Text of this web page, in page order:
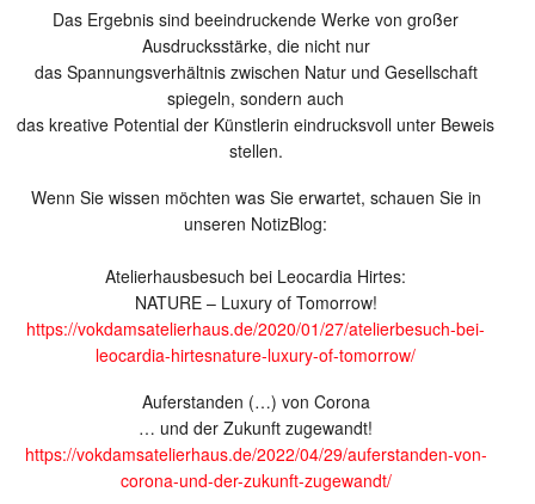
Das Ergebnis sind beeindruckende Werke von großer
Ausdrucksstärke, die nicht nur
das Spannungsverhältnis zwischen Natur und Gesellschaft
spiegeln, sondern auch
das kreative Potential der Künstlerin eindrucksvoll unter Beweis
stellen.
Wenn Sie wissen möchten was Sie erwartet, schauen Sie in
unseren NotizBlog:
Atelierhausbesuch bei Leocardia Hirtes:
NATURE – Luxury of Tomorrow!
https://vokdamsatelierhaus.de/2020/01/27/atelierbesuch-bei-
leocardia-hirtesnature-luxury-of-tomorrow/
Auferstanden (…) von Corona
… und der Zukunft zugewandt!
https://vokdamsatelierhaus.de/2022/04/29/auferstanden-von-
corona-und-der-zukunft-zugewandt/